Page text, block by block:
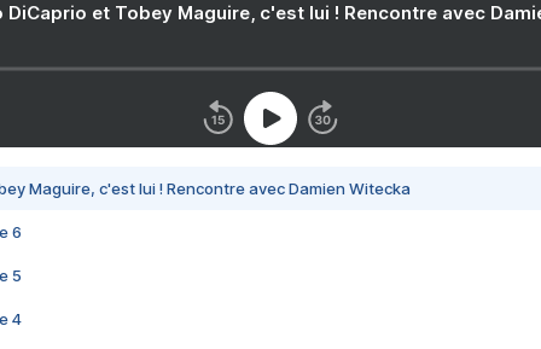
DiCaprio et Tobey Maguire, c'est lui ! Rencontre avec
Maguire, c'est lui ! Rencontre avec Damien Witecka
6
5
4